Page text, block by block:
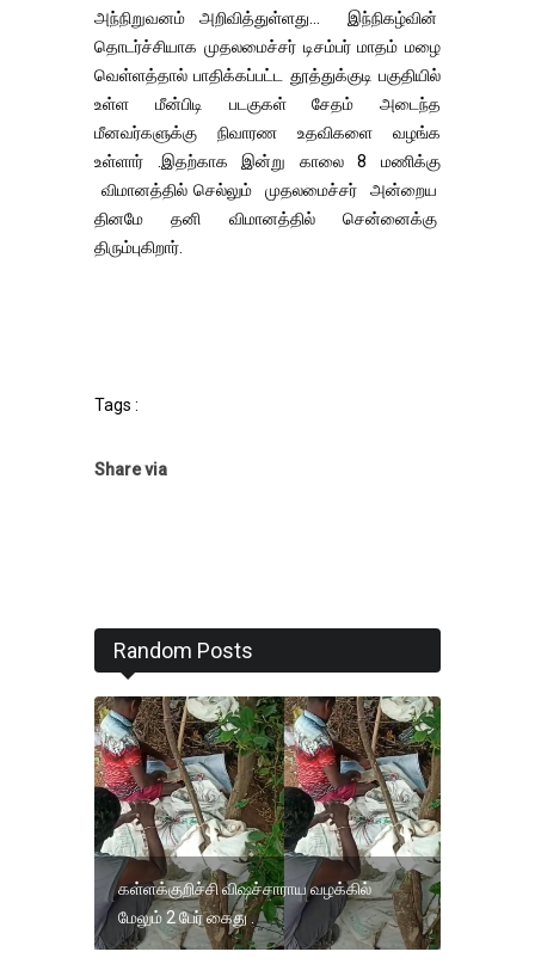
அந்நிறுவனம் அறிவித்துள்ளது... இந்நிகழ்வின்
தொடர்ச்சியாக முதலமைச்சர் டிசம்பர் மாதம் மழை
வெள்ளத்தால் பாதிக்கப்பட்ட தூத்துக்குடி பகுதியில்
உள்ள மீன்பிடி படகுகள் சேதம் அடைந்த
மீனவர்களுக்கு நிவாரண உதவிகளை வழங்க
உள்ளார் .இதற்காக இன்று காலை 8 மணிக்கு
விமானத்தில் செல்லும் முதலமைச்சர் அன்றைய
தினமே தனி விமானத்தில் சென்னைக்கு
திரும்புகிறார்.
Tags :
Share via
Random Posts
கள்ளக்குறிச்சி விஷச்சாராய வழக்கில்
மேலும் 2 பேர் கைது .